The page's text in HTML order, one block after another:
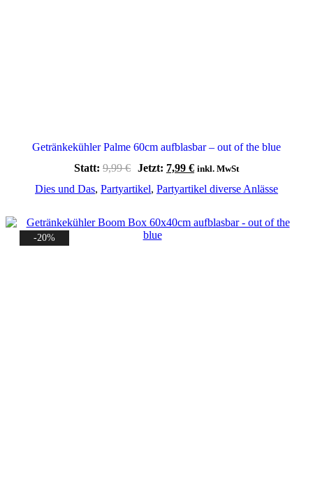
Getränkekühler Palme 60cm aufblasbar – out of the blue
Statt: 9,99€ Ursprünglicher
war:
Jetzt: 7,99 €Aktueller
ist:
inkl. MwSt
Dies und Das, Partyartikel, Partyartikel diverse Anlässe
-20%